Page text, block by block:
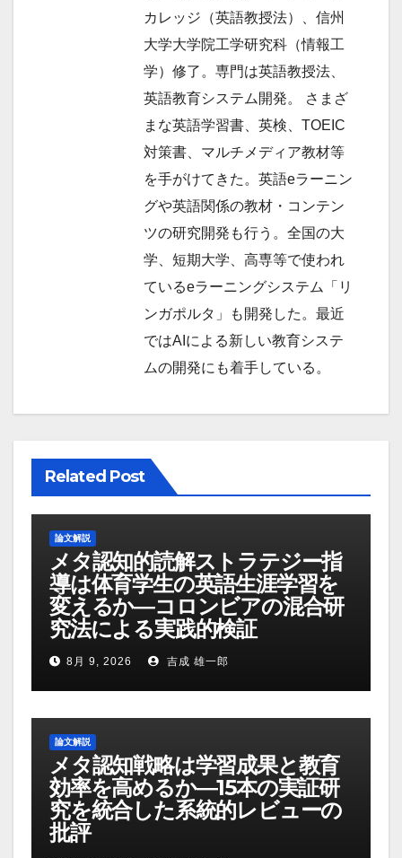
カレッジ（英語教授法）、信州
大学大学院工学研究科（情報工
学）修了。専門は英語教授法、
英語教育システム開発。 さまざ
まな英語学習書、英検、TOEIC
対策書、マルチメディア教材等
を手がけてきた。英語eラーニン
グや英語関係の教材・コンテン
ツの研究開発も行う。全国の大
学、短期大学、高専等で使われ
ているeラーニングシステム「リ
ンガポルタ」も開発した。最近
ではAIによる新しい教育システ
ムの開発にも着手している。
Related Post
論文解説
メタ認知的読解ストラテジー指
導は体育学生の英語生涯学習を
変えるか―コロンビアの混合研
究法による実践的検証
8月 9, 2026 吉成 雄一郎
論文解説
メタ認知戦略は学習成果と教育
効率を高めるか―15本の実証研
究を統合した系統的レビューの
批評